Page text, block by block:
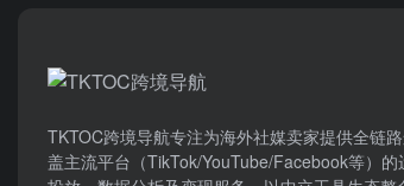
TKTOC跨境导航​专注为海外社媒卖家提供全链
盖主流平台（TikTok/YouTube/Facebook等）​